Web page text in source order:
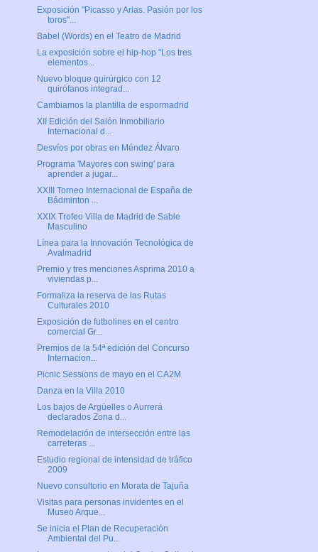
Exposición "Picasso y Arias. Pasión por los
toros"...
Babel (Words) en el Teatro de Madrid
La exposición sobre el hip-hop "Los tres
elementos...
Nuevo bloque quirúrgico con 12
quirófanos integrad...
Cambiamos la plantilla de espormadrid
XII Edición del Salón Inmobiliario
Internacional d...
Desvíos por obras en Méndez Álvaro
Programa 'Mayores con swing' para
aprender a jugar...
XXIII Torneo Internacional de España de
Bádminton ...
XXIX Trofeo Villa de Madrid de Sable
Masculino
Línea para la Innovación Tecnológica de
Avalmadrid
Premio y tres menciones Asprima 2010 a
viviendas p...
Formaliza la reserva de las Rutas
Culturales 2010
Exposición de futbolines en el centro
comercial Gr...
Premios de la 54ª edición del Concurso
Internacion...
Picnic Sessions de mayo en el CA2M
Danza en la Villa 2010
Los bajos de Argüelles o Aurrerá
declarados Zona d...
Remodelación de intersección entre las
carreteras ...
Estudio regional de intensidad de tráfico
2009
Nuevo consultorio en Morata de Tajuña
Visitas para personas invidentes en el
Museo Arque...
Se inicia el Plan de Recuperación
Ambiental del Pu...